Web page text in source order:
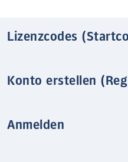
Lizenzcodes
Konto erstellen
Anmelden